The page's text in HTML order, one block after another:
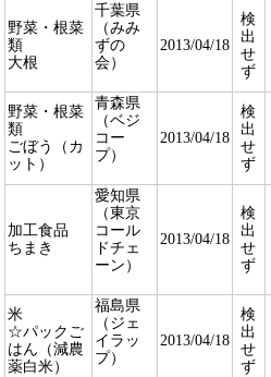
野菜・根菜
類
大根
千葉県
（みみ
ずの
会）
2013/04/18
検
出
せ
ず
野菜・根菜
類
ごぼう（カ
ット）
青森県
（ベジ
コー
プ）
2013/04/18
検
出
せ
ず
加工食品
ちまき
愛知県
（東京
コール
ドチェ
ーン）
2013/04/18
検
出
せ
ず
米
☆パックご
はん（減農
薬白米）
福島県
（ジェ
イラッ
プ）
2013/04/18
検
出
せ
ず